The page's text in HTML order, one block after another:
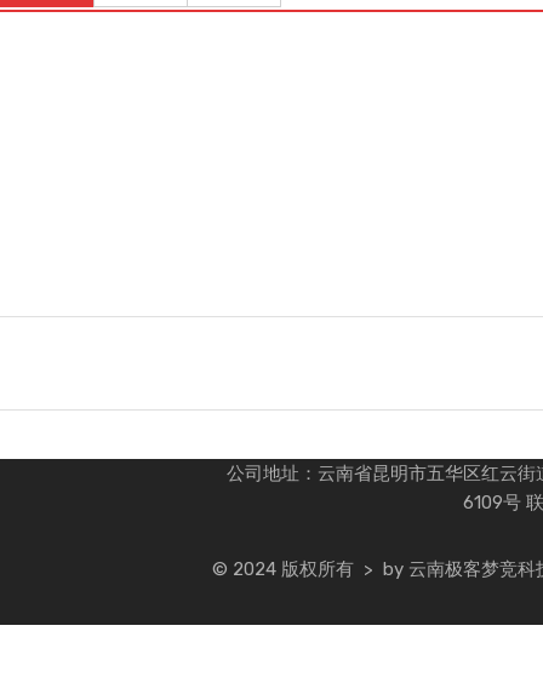
公司地址：云南省昆明市五华区红云街
6109号
© 2024 版权所有 > by 云南极客梦竞科